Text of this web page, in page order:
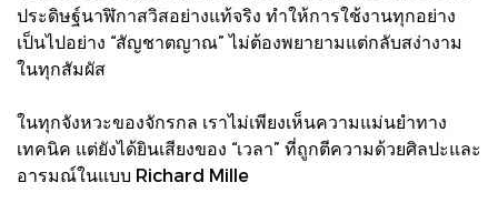
ประดิษฐ์นาฬิกาสวิสอย่างแท้จริง ทำให้การใช้งานทุกอย่าง
เป็นไปอย่าง “สัญชาตญาณ” ไม่ต้องพยายามแต่กลับสง่างาม
ในทุกสัมผัส
ในทุกจังหวะของจักรกล เราไม่เพียงเห็นความแม่นยำทาง
เทคนิค แต่ยังได้ยินเสียงของ “เวลา” ที่ถูกตีความด้วยศิลปะและ
อารมณ์ในแบบ Richard Mille